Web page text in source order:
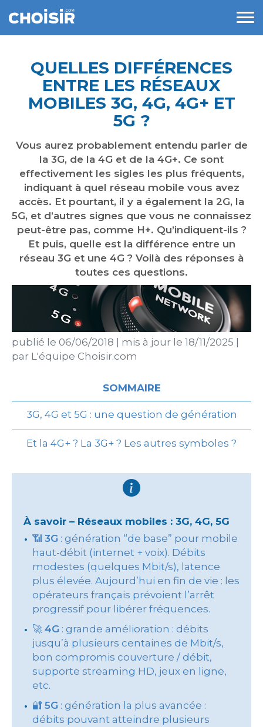
QUELLES DIFFÉRENCES
ENTRE LES RÉSEAUX
MOBILES 3G, 4G, 4G+ ET
5G ?
Vous aurez probablement entendu parler de
la 3G, de la 4G et de la 4G+. Ce sont
effectivement les sigles les plus fréquents,
indiquant à quel réseau mobile vous avez
accès. Et pourtant, il y a également la 2G, la
5G, et d’autres signes que vous ne connaissez
peut-être pas, comme H+. Qu’indiquent-ils ?
Et puis, quelle est la différence entre un
réseau 3G et une 4G ? Voilà des réponses à
toutes ces questions.
publié le 06/06/2018 mis à jour le 18/11/2025
par L'équipe Choisir.com
SOMMAIRE
3G, 4G et 5G : une question de génération
Et la 4G+ ? La 3G+ ? Les autres symboles ?
À savoir – Réseaux mobiles : 3G, 4G, 5G
📶 3G : génération “de base” pour mobile
haut-débit (internet + voix). Débits
modestes (quelques Mbit/s), latence
plus élevée. Aujourd’hui en fin de vie : les
opérateurs français prévoient l’arrêt
progressif pour libérer fréquences.
🚀 4G : grande amélioration : débits
jusqu’à plusieurs centaines de Mbit/s,
bon compromis couverture / débit,
supporte streaming HD, jeux en ligne,
etc.
🔐 5G : génération la plus avancée :
débits pouvant atteindre plusieurs